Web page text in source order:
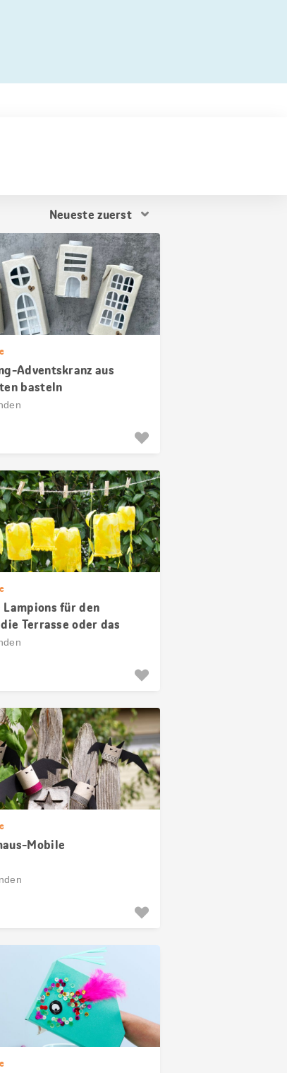
Resultat
Adventskranz aus
basteln
Lampions für den
Terrasse oder das
Mobile